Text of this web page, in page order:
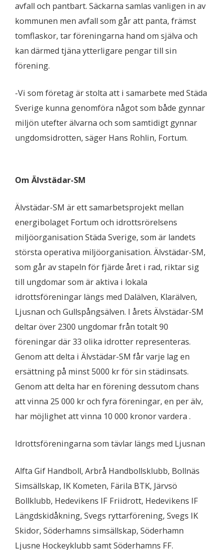
avfall och pantbart. Säckarna samlas vanligen in av
kommunen men avfall som går att panta, främst
tomflaskor, tar föreningarna hand om själva och
kan därmed tjäna ytterligare pengar till sin
förening.
-Vi som företag är stolta att i samarbete med Städa
Sverige kunna genomföra något som både gynnar
miljön utefter älvarna och som samtidigt gynnar
ungdomsidrotten, säger Hans Rohlin, Fortum.
​Om Älvstädar-SM
Älvstädar-SM är ett samarbetsprojekt mellan
energibolaget Fortum och idrottsrörelsens
miljöorganisation Städa Sverige, som är landets
största operativa miljöorganisation. Älvstädar-SM,
som går av stapeln för fjärde året i rad, riktar sig
till ungdomar som är aktiva i lokala
idrottsföreningar längs med Dalälven, Klarälven,
Ljusnan och Gullspångsälven. I årets Älvstädar-SM
deltar över 2300 ungdomar från totalt 90
föreningar där 33 olika idrotter representeras.
Genom att delta i Älvstädar-SM får varje lag en
ersättning på minst 5000 kr för sin städinsats.
Genom att delta har en förening dessutom chans
att vinna 25 000 kr och fyra föreningar, en per älv,
har möjlighet att vinna 10 000 kronor vardera .
Idrottsföreningarna som tävlar längs med Ljusnan
Alfta Gif Handboll, Arbrå Handbollsklubb, Bollnäs
Simsällskap, IK Kometen, Färila BTK, Järvsö
Bollklubb, Hedevikens IF Friidrott, Hedevikens IF
Längdskidåkning, Svegs ryttarförening, Svegs IK
Skidor, Söderhamns simsällskap, Söderhamn
Ljusne Hockeyklubb samt Söderhamns FF.